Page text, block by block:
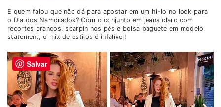
E quem falou que não dá para apostar em um hi-lo no look para
o Dia dos Namorados? Com o conjunto em jeans claro com
recortes brancos, scarpin nos pés e bolsa baguete em modelo
statement, o mix de estilos é infalível!
Salvar